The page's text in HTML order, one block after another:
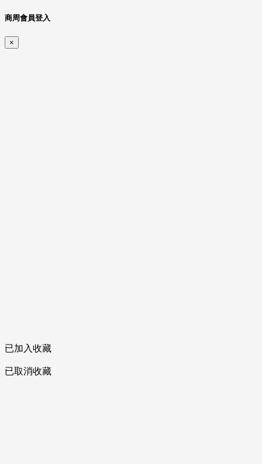
商周會員登入
×
已加入收藏
已取消收藏